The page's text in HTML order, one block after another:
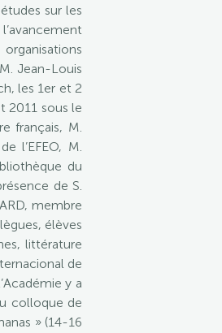
sur les
Jean-Louis
les 1er et 2
2011 sous le
français, M.
l’EFEO, M.
du
de S.
membre
élèves
littérature
de
y a
colloque de
» (14-16